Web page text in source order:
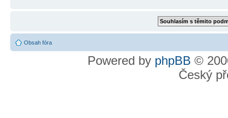
Obsah fóra
Powered by phpBB ©
Český